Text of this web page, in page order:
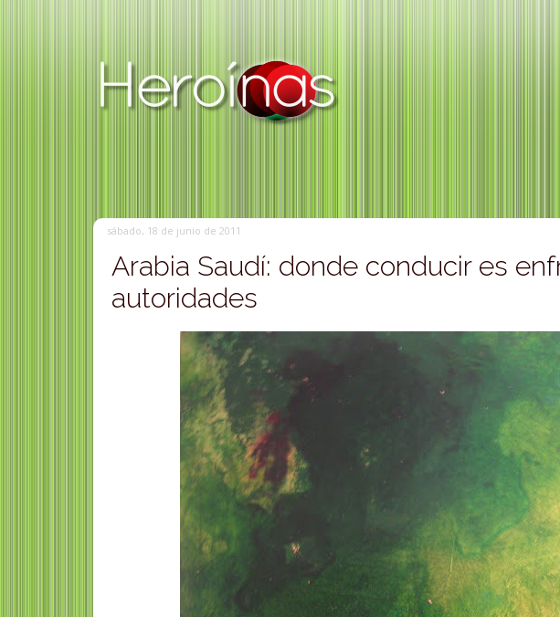
sábado, 18 de junio de 2011
Arabia Saudí: donde conducir es
autoridades